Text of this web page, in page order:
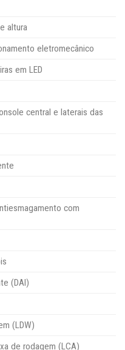
altura
eletromecânico
em LED
central e laterais das
com
(DAI)
(LDW)
de rodagem (LCA)